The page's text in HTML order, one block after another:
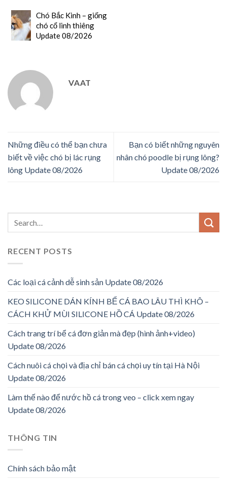
Chó Bắc Kinh – giống
chó cổ linh thiêng
Update 08/2026
VAAT
Những điều có thể bạn chưa
biết về việc chó bị lác rụng
lông Update 08/2026
Bạn có biết những nguyên
nhân chó poodle bị rụng lông?
Update 08/2026
RECENT POSTS
Các loại cá cảnh dễ sinh sản Update 08/2026
KEO SILICONE DÁN KÍNH BỂ CÁ BAO LÂU THÌ KHÔ –
CÁCH KHỬ MÙI SILICONE HỒ CÁ Update 08/2026
Cách trang trí bể cá đơn giản mà đẹp (hình ảnh+video)
Update 08/2026
Cách nuôi cá chọi và địa chỉ bán cá chọi uy tín tại Hà Nội
Update 08/2026
Làm thế nào để nước hồ cá trong veo – click xem ngay
Update 08/2026
THÔNG TIN
Chính sách bảo mật